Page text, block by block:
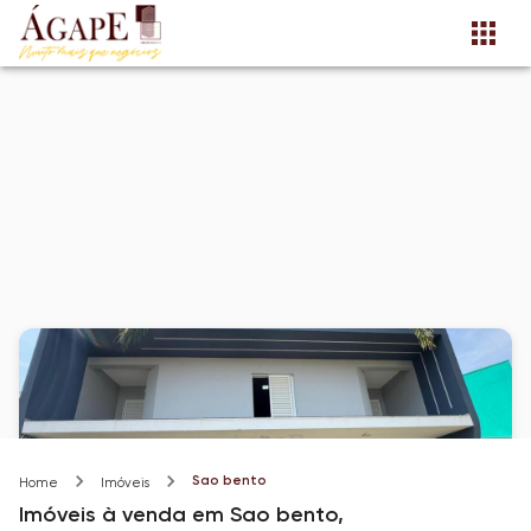
Home Imóveis Sao bento
Imóveis à venda em Sao bento,